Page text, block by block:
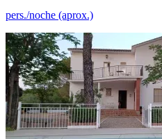
pers./noche (aprox.)